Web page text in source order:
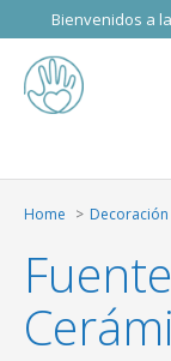
Bienvenidos a
Home